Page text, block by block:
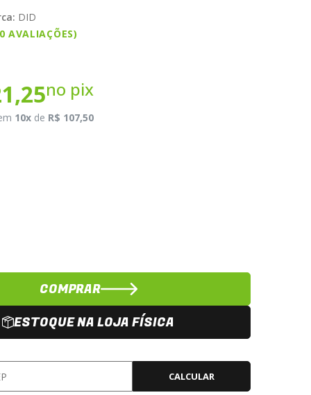
DID
AVALIAÇÕES)
no pix
10x de R$ 107,50
COMPRAR
ESTOQUE NA LOJA FÍSICA
CALCULAR